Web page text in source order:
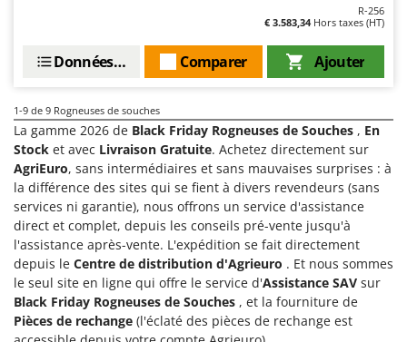
Novital
NuovaFac
O
Officine Savioli
Oliviero
Olix
OMA
Omas
Ompagrill
Ooni
R-256
€ 3.583,34Hors taxes (HT)
Ajouter
Comparer
Données techniques
1-9 de 9 Rogneuses de souches
La gamme 2026 de Black Friday Rogneuses de Souches , En
Stock et avec Livraison Gratuite. Achetez directement sur
AgriEuro, sans intermédiaires et sans mauvaises surprises : à
la différence des sites qui se fient à divers revendeurs (sans
services ni garantie), nous offrons un service d'assistance
direct et complet, depuis les conseils pré-vente jusqu'à
l'assistance après-vente. L'expédition se fait directement
depuis le Centre de distribution d'Agrieuro . Et nous sommes
le seul site en ligne qui offre le service d'Assistance SAV sur
Black Friday Rogneuses de Souches , et la fourniture de
Pièces de rechange (l'éclaté des pièces de rechange est